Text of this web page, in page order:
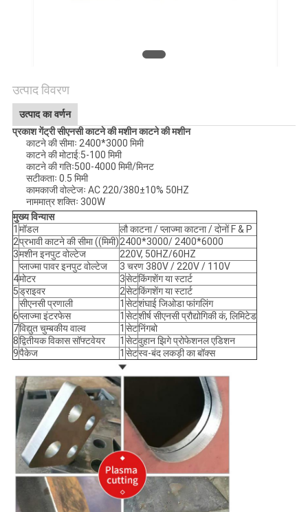
उत्पाद विवरण
उत्पाद का वर्णन
प्रकाश गेंट्री सीएनसी काटने की मशीन काटने की मशीन
काटने की सीमाः 2400*3000 मिमी
काटने की मोटाई:5-100 मिमी
काटने की गतिः500-4000 मिमी/मिनट
सटीकताः 0.5 मिमी
कामकाजी वोल्टेजः AC 220/380±10% 50HZ
नाममात्र शक्तिः 300W
मुख्य विन्यास
1 मॉडल
लौ काटना / प्लाज्मा काटना / दोनों F & P
2प्रभावी काटने की सीमा ((मिमी)2400*3000/ 2400*6000
3मशीन इनपुट वोल्टेज
220V, 50HZ/60HZ
प्लाज्मा पावर इनपुट वोल्टेज
3 चरण 380V / 220V / 110V
4मोटर 3सेटकिंगशेंग या स्टार्ट
5ड्राइवर 2सेटकिंगशेंग या स्टार्ट
सीएनसी प्रणाली
1 सेटशंघाई जिओडा फांगलिंग
6प्लाज्मा इंटरफेस 1 सेटशीर्ष सीएनसी प्रौद्योगिकी कं, लिमिटेड
7विद्युत चुम्बकीय वाल्व 1 सेटनिंगबो
8द्वितीयक विकास सॉफ्टवेयर 1 सेटवुहान झिगे प्रोफेशनल एडिशन
9पैकेज 1 सेटस्व-बंद लकड़ी का बॉक्स